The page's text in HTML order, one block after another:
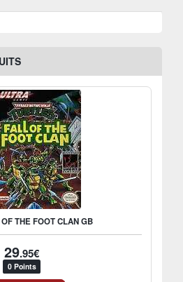
THE FOOT CLAN GB
29.95€
0 Points